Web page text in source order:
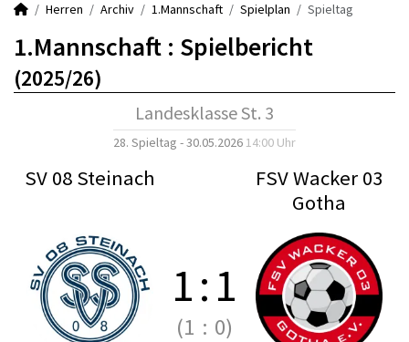
Herren Archiv 1.Mannschaft Spielplan Spieltag
1.Mannschaft : Spielbericht
(2025/26)
Landesklasse St. 3
28. Spieltag - 30.05.2026 14:00 Uhr
SV 08 Steinach
FSV Wacker 03
Gotha
1:1
(1 : 0)